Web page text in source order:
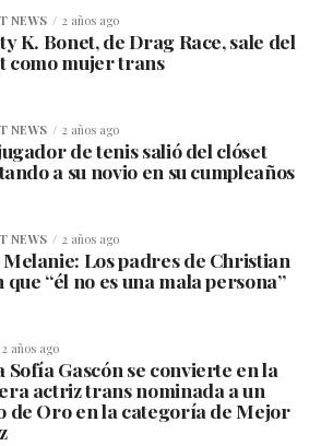
NEWS 2 años ago
K. Bonet, de Drag Race, sale del
como mujer trans
NEWS 2 años ago
de tenis salió del clóset
a su novio en su cumpleaños
NEWS 2 años ago
Melanie: Los padres de Christian
que “él no es una mala persona”
2 años ago
Sofía Gascón se convierte en la
actriz trans nominada a un
de Oro en la categoría de Mejor